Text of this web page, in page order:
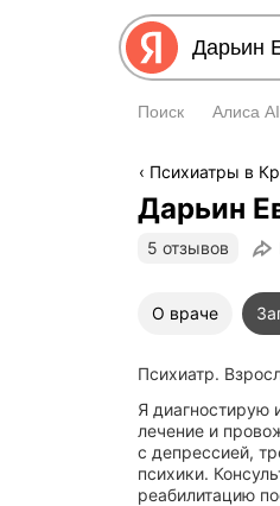
Поиск Алиса AI
Психиатры в
Дарьин
5 отзывов
О враче
Психиатр.
Я диагностирую
лечение и
с депрессией,
психики.
реабилитацию